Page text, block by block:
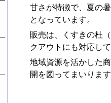
甘さが特徴で、夏の
となっています。
販売は、くすきの杜
クアウトにも対応し
地域資源を活かした
開を図ってまいります